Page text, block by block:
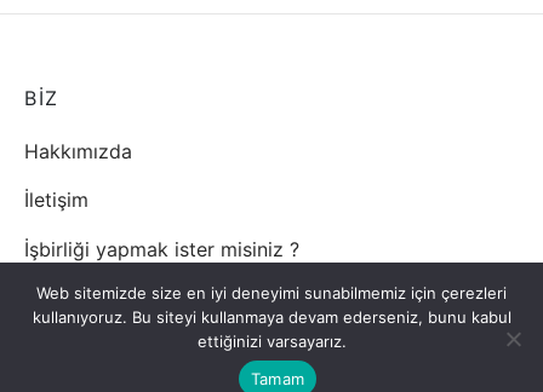
BİZ
Hakkımızda
İletişim
İşbirliği yapmak ister misiniz ?
Web sitemizde size en iyi deneyimi sunabilmemiz için çerezleri
kullanıyoruz. Bu siteyi kullanmaya devam ederseniz, bunu kabul
ettiğinizi varsayarız.
Tamam